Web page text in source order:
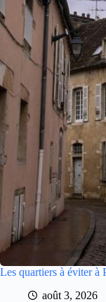
Les quartiers à éviter à
août 3, 2026